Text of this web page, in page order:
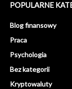
POPULARNE
Blog finansowy
Praca
Psychologia
Bez kategorii
Kryptowaluty